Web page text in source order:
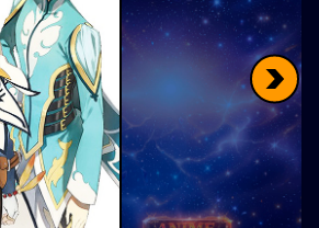
>